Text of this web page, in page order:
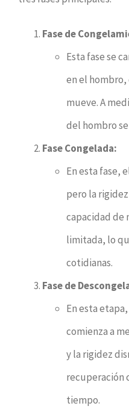
Fase de
Esta fase se
en el
mueve. A
del hombro
Fase Congelada:
En esta fase,
pero la
capacidad de
limitada, lo
cotidianas.
Fase de
En esta
comienza a
y la rigidez
recuperación
tiempo.